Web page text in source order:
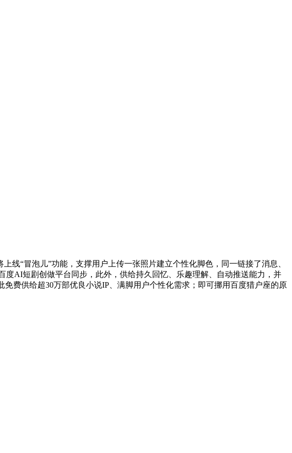
“冒泡儿”功能，支撑用户上传一张照片建立个性化脚色，同一链接了消息、
AI短剧创做平台同步，此外，供给持久回忆、乐趣理解、自动推送能力，并
费供给超30万部优良小说IP、满脚用户个性化需求；即可挪用百度猎户座的原